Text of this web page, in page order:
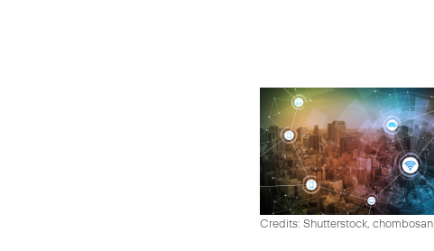
Credits: Shutterstock, chombosan